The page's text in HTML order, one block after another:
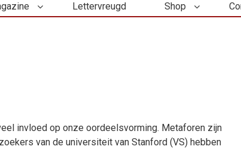
Lettervreugd Shop
invloed op onze oordeelsvorming. Metaforen zijn
van de universiteit van Stanford (VS) hebben